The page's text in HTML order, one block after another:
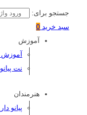
جستجو برای:
سبد خرید 0
آموزش
آموزش
نت پیانو
هنرمندان
پیانو